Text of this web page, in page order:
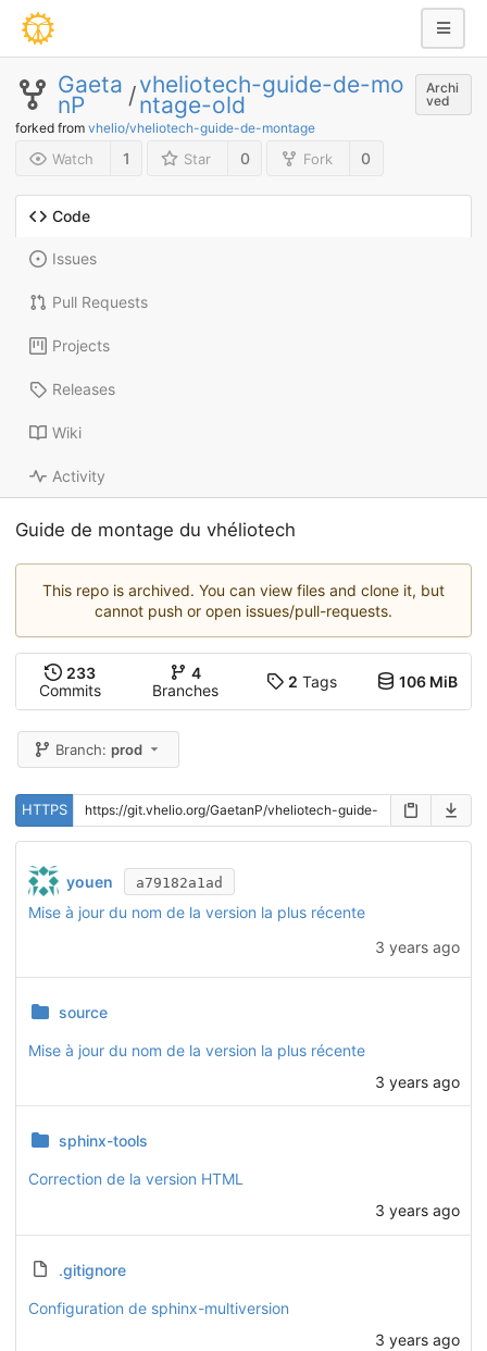
Gaeta
nP /vheliotech-guide-de-mo
ntage-old
Archi
ved
forked from vhelio/vheliotech-guide-de-montage
Watch 1 Star 0 Fork 0
Code
Issues
Pull Requests
Projects
Releases
Wiki
Activity
Guide de montage du vhéliotech
This repo is archived. You can view files and clone it, but
cannot push or open issues/pull-requests.
233
Commits
4
Branches
2 Tags 106 MiB
Branch:prod
HTTPS
youen a79182a1ad
Mise à jour du nom de la version la plus récente
3 years ago
source
Mise à jour du nom de la version la plus récente
3 years ago
sphinx-tools
Correction de la version HTML
3 years ago
.gitignore
Configuration de sphinx-multiversion
3 years ago